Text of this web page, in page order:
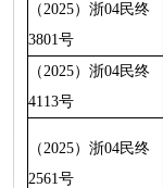
（2025）浙04民终
3801号
（2025）浙04民终
4113号
（2025）浙04民终
2561号